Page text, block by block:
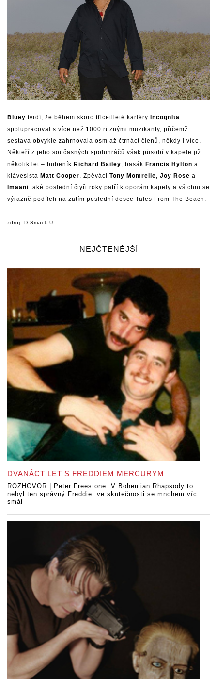
Bluey tvrdí, že během skoro třicetileté kariéry Incognita
spolupracoval s více než 1000 různými muzikanty, přičemž
sestava obvykle zahrnovala osm až čtrnáct členů, někdy i více.
Někteří z jeho současných spoluhráčů však působí v kapele již
několik let – bubeník Richard Bailey, basák Francis Hylton a
klávesista Matt Cooper. Zpěváci Tony Momrelle, Joy Rose a
Imaani také poslední čtyři roky patří k oporám kapely a všichni se
výrazně podíleli na zatím poslední desce Tales From The Beach.
zdroj: D Smack U
NEJČTENĚJŠÍ
DVANÁCT LET S FREDDIEM MERCURYM
ROZHOVOR | Peter Freestone: V Bohemian Rhapsody to
nebyl ten správný Freddie, ve skutečnosti se mnohem víc
smál